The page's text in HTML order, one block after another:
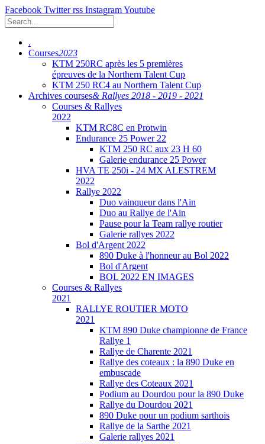
Facebook Twitter rss InstagramYoutube
.
Courses2023
KTM 250RC après les 5 premières
épreuves de la Northern Talent Cup
KTM 250 RC4 au Northern Talent Cup
Archives courses& Rallyes 2018 - 2019 - 2021
Courses & Rallyes
2022
KTM RC8C en Protwin
Endurance 25 Power 22
KTM 250 RC aux 23 H 60
Galerie endurance 25 Power
HVA TE 250i - 24 MX ALESTREM
2022
Rallye 2022
Duo vainqueur dans l'Ain
Duo au Rallye de l'Ain
Pause pour la Team rallye routier
Galerie rallyes 2022
Bol d'Argent 2022
890 Duke à l'honneur au Bol 2022
Bol d'Argent
BOL 2022 EN IMAGES
Courses & Rallyes
2021
RALLYE ROUTIER MOTO
2021
KTM 890 Duke championne de France
Rallye 1
Rallye de Charente 2021
Rallye des coteaux : la 890 Duke en
embuscade
Rallye des Coteaux 2021
Podium au Dourdou pour la 890 Duke
Rallye du Dourdou 2021
890 Duke pour un podium sarthois
Rallye de la Sarthe 2021
Galerie rallyes 2021